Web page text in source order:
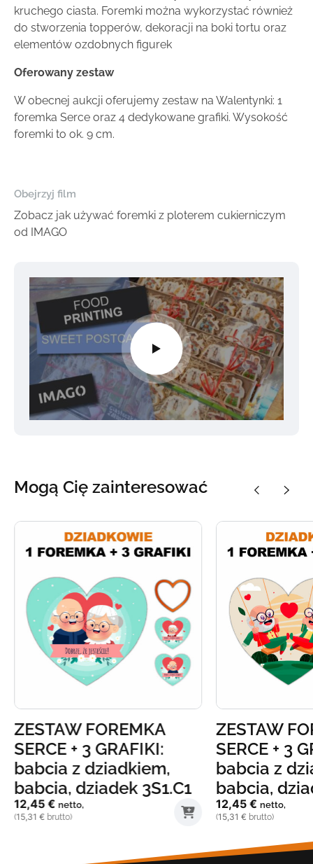
kruchego ciasta. Foremki można wykorzystać również
do stworzenia topperów, dekoracji na boki tortu oraz
elementów ozdobnych figurek
Oferowany zestaw
W obecnej aukcji oferujemy zestaw na Walentynki: 1
foremka Serce oraz 4 dedykowane grafiki. Wysokość
foremki to ok. 9 cm.
Obejrzyj film
Zobacz jak używać foremki z ploterem cukierniczym
od IMAGO
Mogą Cię zainteresować
ZESTAW FOREMKA
SERCE + 3 GRAFIKI:
babcia z dziadkiem,
babcia, dziadek 3S1.C1
12,45€ netto,
(15,31 €brutto)
ZESTAW
SERCE + 3
babcia z
babcia,
12,45 € netto,
(15,31 € brutto)